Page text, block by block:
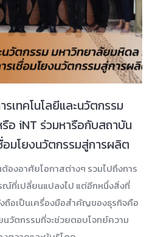
เทคโนโลยีและนวัตกรรม
อ iNT ร่วมหารือกับสถาบัน
มโยงนวัตกรรมสู่การผลิต
องอาศัยโอกาสต่างๆ รวมไปถึงการ
ที่เปลี่ยนแปลงไป แต่อีกหนึ่งสิ่งที่
ถือเป็นเครื่องมือสำคัญของธุรกิจคือ
ตกรรมที่จะช่วยตอบโจทย์ความ